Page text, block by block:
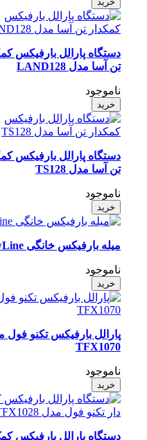
دستگاه پارالل بارفیکس کمکدار
تن آسا مدل LAND128
ناموجود
دستگاه پارالل بارفیکس کمکدار
تن آسا مدل TS128
ناموجود
میله بارفیکس خانگی NewLine
ناموجود
پارالل بارفیکس تکنو فول مدل
TFX1070
ناموجود
دستگاه پارالل بارفیکس کمک دار